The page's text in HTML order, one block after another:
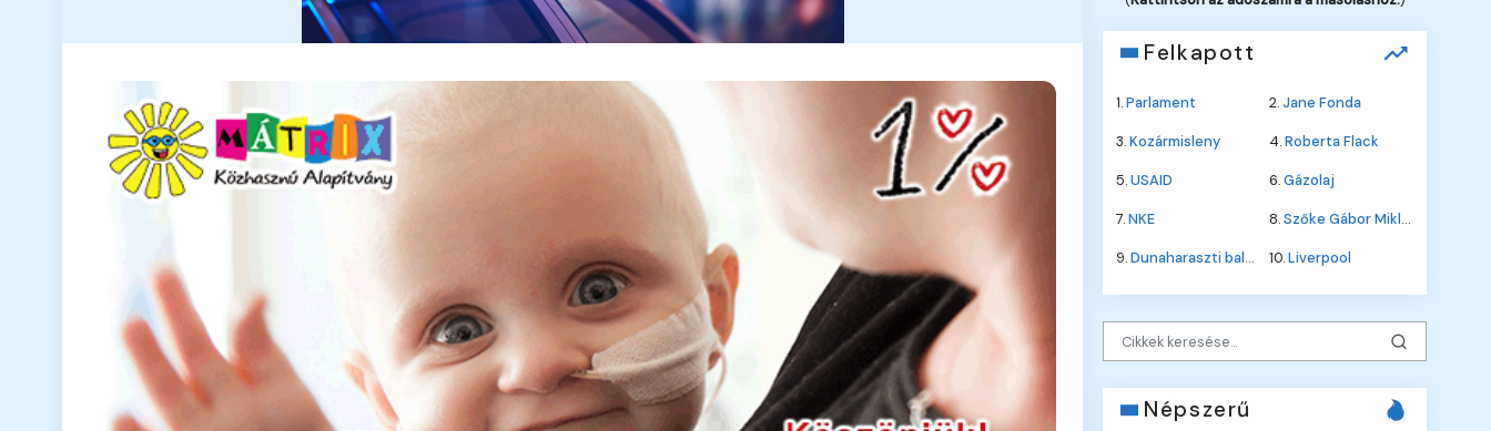
Felkapott
1.Parlament 2.Jane Fonda
3.Kozármisleny 4.Roberta Flack
5.USAID 6.Gázolaj
7.NKE 8.Szőke Gábor Miklós
9.Dunaharaszti baleset 10.Liverpool
Népszerű